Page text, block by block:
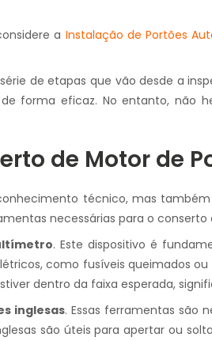
a Instalação de Portões
de etapas que vão desde a
forma eficaz. No entanto, não
de Motor de
técnico, mas
necessárias para o
. Este dispositivo é
como fusíveis queimados
dentro da faixa esperada,
inglesas. Essas ferramentas são
são úteis para apertar ou